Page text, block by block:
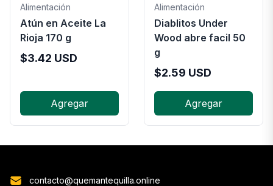
Alimentación
Atún en Aceite La
Rioja 170 g
$3.42 USD
Agregar
Alimentación
Diablitos Under
Wood abre facil 50
g
$2.59 USD
Agregar
contacto@quemantequilla.online